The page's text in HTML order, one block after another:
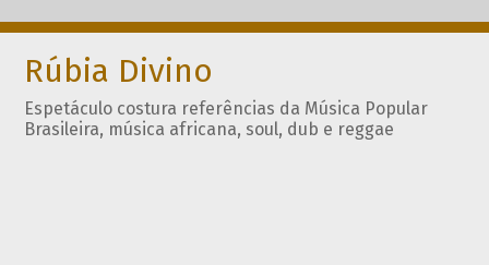
Rúbia Divino
Espetáculo costura referências da Música Popular
Brasileira, música africana, soul, dub e reggae